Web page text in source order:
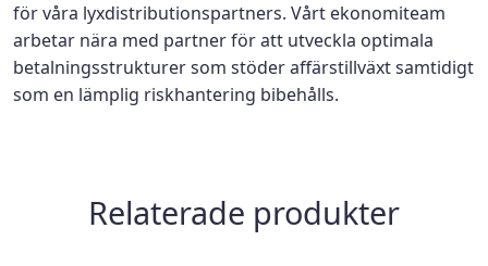
för våra lyxdistributionspartners. Vårt ekonomiteam
arbetar nära med partner för att utveckla optimala
betalningsstrukturer som stöder affärstillväxt samtidigt
som en lämplig riskhantering bibehålls.
Relaterade produkter